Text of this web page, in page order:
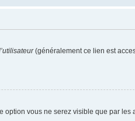
(généralement ce lien est
option vous ne serez visible que par les